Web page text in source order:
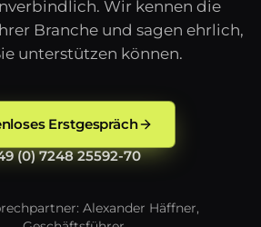
Wir kennen die
Branche und sagen ehrlich,
unterstützen können.
Erstgespräch
(0) 7248 25592-70
Alexander Häffner,